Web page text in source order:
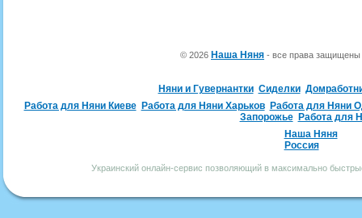
© 2026 Наша Няня - все права
Няни и Гувернантки Сиделки
Работа для Няни Киеве
Работа для Няни Харьков
Работа для Няни
Запорожье
Работа для
Наша Няня
Россия
Украинский онлайн-сервис позволяющий в максимально